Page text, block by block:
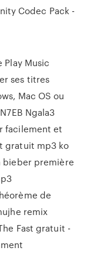
Codec Pack -
Music
ses titres
Mac OS ou
Ngala3
facilement et
gratuit mp3 ko
bieber première
de
remix
Fast gratuit -